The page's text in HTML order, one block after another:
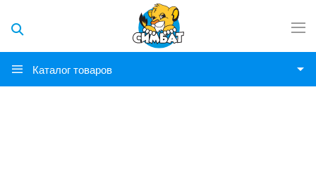
Каталог товаров